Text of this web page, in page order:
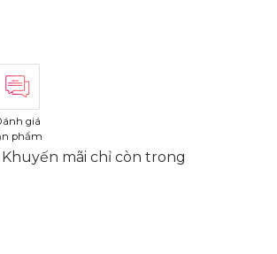
giá
phẩm
Khuyến mãi chỉ còn trong